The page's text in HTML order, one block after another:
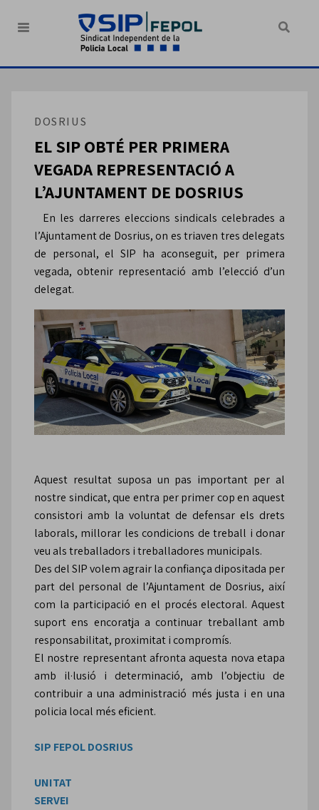
DOSRIUS
EL SIP OBTÉ PER PRIMERA
VEGADA REPRESENTACIÓ A
L’AJUNTAMENT DE DOSRIUS
En les darreres eleccions sindicals celebrades a
l’Ajuntament de Dosrius, on es triaven tres delegats
de personal, el SIP ha aconseguit, per primera
vegada, obtenir representació amb l’elecció d’un
delegat.
Aquest resultat suposa un pas important per al
nostre sindicat, que entra per primer cop en aquest
consistori amb la voluntat de defensar els drets
laborals, millorar les condicions de treball i donar
veu als treballadors i treballadores municipals.
Des del SIP volem agrair la confiança dipositada per
part del personal de l’Ajuntament de Dosrius, així
com la participació en el procés electoral. Aquest
suport ens encoratja a continuar treballant amb
responsabilitat, proximitat i compromís.
El nostre representant afronta aquesta nova etapa
amb il·lusió i determinació, amb l’objectiu de
contribuir a una administració més justa i en una
policia local més eficient.
SIP FEPOL DOSRIUS
UNITAT
SERVEI